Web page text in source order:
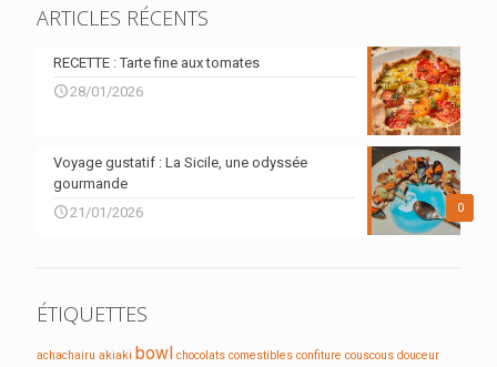
ARTICLES RÉCENTS
RECETTE : Tarte fine aux tomates
28/01/2026
0
Voyage gustatif : La Sicile, une odyssée
gourmande
21/01/2026
ÉTIQUETTES
achachairu akiaki bowl chocolats comestibles confiture couscous douceur